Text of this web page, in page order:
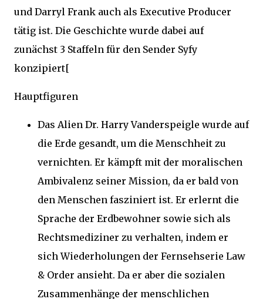
und Darryl Frank auch als Executive Producer
tätig ist. Die Geschichte wurde dabei auf
zunächst 3 Staffeln für den Sender Syfy
konzipiert[
Hauptfiguren
Das Alien Dr. Harry Vanderspeigle wurde auf
die Erde gesandt, um die Menschheit zu
vernichten. Er kämpft mit der moralischen
Ambivalenz seiner Mission, da er bald von
den Menschen fasziniert ist. Er erlernt die
Sprache der Erdbewohner sowie sich als
Rechtsmediziner zu verhalten, indem er
sich Wiederholungen der Fernsehserie Law
& Order ansieht. Da er aber die sozialen
Zusammenhänge der menschlichen